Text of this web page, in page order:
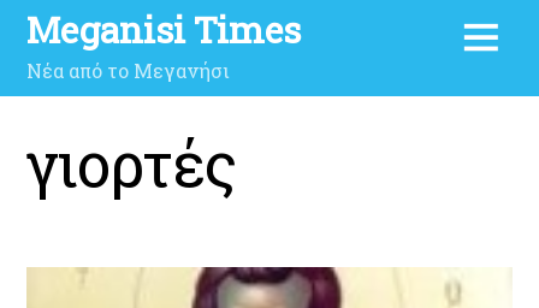
Meganisi Times
Νέα από το Μεγανήσι
γιορτές